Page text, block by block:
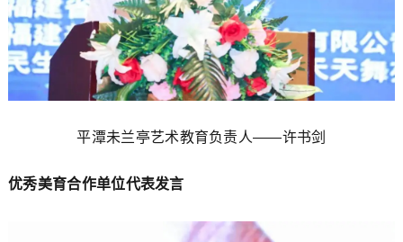
平潭未兰亭艺术教育负责人——许书剑
优秀美育合作单位代表发言